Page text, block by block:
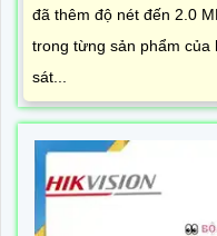
đã thêm độ nét đến 2.0
trong từng sản phẩm của
sát...